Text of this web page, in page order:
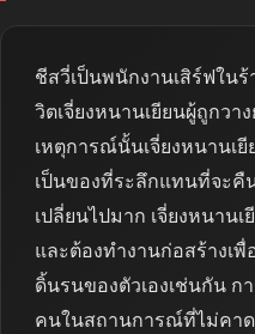
ชีสวี่เป็นพนักงานเสิร์ฟใน
วิตเจี่ยงหนานเยียนผู้ถูกวา
เหตุการณ์นั้นเจี่ยงหนานเ
เป็นของที่ระลึกแทนที่จะคื
เปลี่ยนไปมาก เจี่ยงหนาน
และต้องทำงานก่อสร้างเ
ดิ้นรนของตัวเองเช่นกัน ก
คนในสถานการณ์ที่ไม่คา